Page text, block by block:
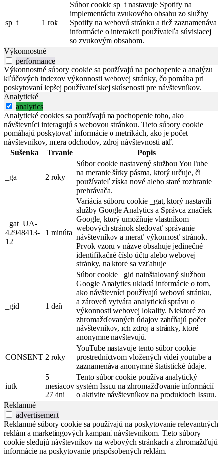
sp_t 1 rok
Súbor cookie sp_t nastavuje Spotify na
implementáciu zvukového obsahu zo služby
Spotify na webovú stránku a tiež zaznamenáva
informácie o interakcii používateľa súvisiacej
so zvukovým obsahom.
Výkonnostné
performance
Výkonnostné súbory cookie sa používajú na pochopenie a analýzu
kľúčových indexov výkonnosti webovej stránky, čo pomáha pri
poskytovaní lepšej používateľskej skúsenosti pre návštevníkov.
Analytické
analytics
Analytické cookies sa používajú na pochopenie toho, ako
návštevníci interagujú s webovou stránkou. Tieto súbory cookie
pomáhajú poskytovať informácie o metrikách, ako je počet
návštevníkov, miera odchodov, zdroj návštevnosti atď.
Sušenka
Trvanie Popis
_ga 2 roky
Súbor cookie nastavený službou YouTube
na meranie šírky pásma, ktorý určuje, či
používateľ získa nové alebo staré rozhranie
prehrávača.
_gat_UA-
42948413-
12
1 minúta
Variácia súboru cookie _gat, ktorý nastavili
služby Google Analytics a Správca značiek
Google, ktorý umožňuje vlastníkom
webových stránok sledovať správanie
návštevníkov a merať výkonnosť stránok.
Prvok vzoru v názve obsahuje jedinečné
identifikačné číslo účtu alebo webovej
stránky, na ktoré sa vzťahuje.
_gid 1 deň
Súbor cookie _gid nainštalovaný službou
Google Analytics ukladá informácie o tom,
ako návštevníci používajú webovú stránku,
a zároveň vytvára analytickú správu o
výkonnosti webovej lokality. Niektoré zo
zhromažďovaných údajov zahŕňajú počet
návštevníkov, ich zdroj a stránky, ktoré
anonymne navštevujú.
CONSENT 2 roky
YouTube nastavuje tento súbor cookie
prostredníctvom vložených videí youtube a
zaznamenáva anonymné štatistické údaje.
iutk
5
mesiacov
27 dni
Tento súbor cookie používa analytický
systém Issuu na zhromažďovanie informácií
o aktivite návštevníkov na produktoch Issuu.
Reklamné
advertisement
Reklamné súbory cookie sa používajú na poskytovanie relevantných
reklám a marketingových kampaní návštevníkom. Tieto súbory
cookie sledujú návštevníkov na webových stránkach a zhromažďujú
informácie na poskytovanie prispôsobených reklám.